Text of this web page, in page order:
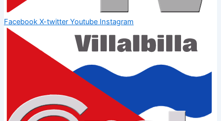
Facebook X-twitter Youtube Instagram